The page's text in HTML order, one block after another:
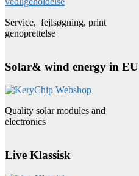
Service, fejlsøgning, print
genoprettelse
Solar& wind energy in EU
Quality solar modules and
electronics
Live Klassisk